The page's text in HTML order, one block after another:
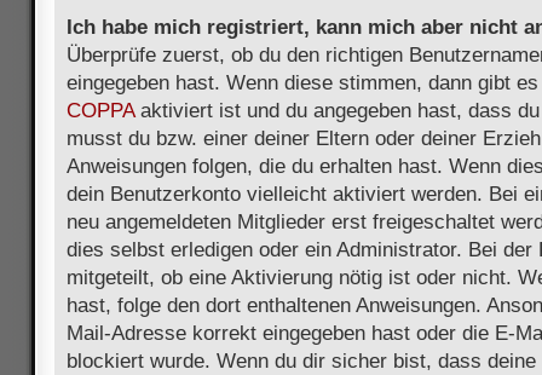
Ich habe mich registriert, kann mich aber nicht
Überprüfe zuerst, ob du den richtigen
eingegeben hast. Wenn diese stimmen, dann gibt
COPPAaktiviert ist und du angegeben hast, dass
musst du bzw. einer deiner Eltern oder deiner
Anweisungen folgen, die du erhalten hast. Wenn
dein Benutzerkonto vielleicht aktiviert werden. Bei
neu angemeldeten Mitglieder erst freigeschaltet
dies selbst erledigen oder ein Administrator. Bei der
mitgeteilt, ob eine Aktivierung nötig ist oder nicht.
hast, folge den dort enthaltenen Anweisungen.
Mail-Adresse korrekt eingegeben hast oder die E-
blockiert wurde. Wenn du dir sicher bist, dass